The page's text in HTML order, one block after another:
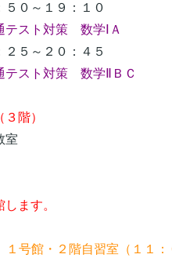
０～１９：１０
テスト対策 数学ⅠＡ
５～２０：４５
テスト対策 数学ⅡＢＣ
階）
ます。
号館・２階自習室（１１：